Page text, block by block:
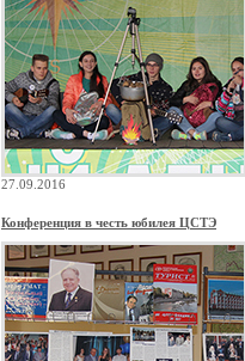
27.09.2016
Конференция в честь юбилея ЦСТЭ